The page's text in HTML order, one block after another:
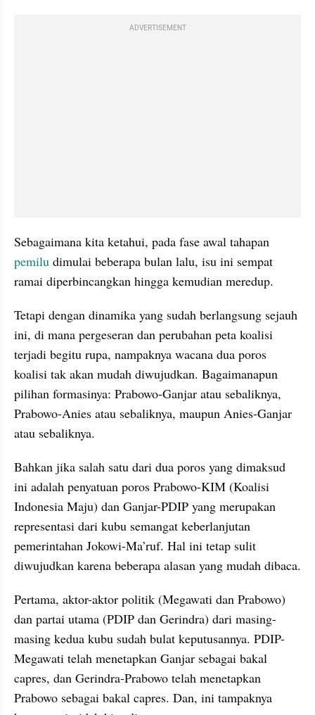
ADVERTISEMENT
pemilu dimulai beberapa bulan lalu, isu ini sempat
ramai diperbincangkan hingga kemudian meredup.
Tetapi dengan dinamika yang sudah berlangsung sejauh
ini, di mana pergeseran dan perubahan peta koalisi
terjadi begitu rupa, nampaknya wacana dua poros
koalisi tak akan mudah diwujudkan. Bagaimanapun
pilihan formasinya: Prabowo-Ganjar atau sebaliknya,
Prabowo-Anies atau sebaliknya, maupun Anies-Ganjar
atau sebaliknya.
Bahkan jika salah satu dari dua poros yang dimaksud
ini adalah penyatuan poros Prabowo-KIM (Koalisi
Indonesia Maju) dan Ganjar-PDIP yang merupakan
representasi dari kubu semangat keberlanjutan
pemerintahan Jokowi-Ma’ruf. Hal ini tetap sulit
diwujudkan karena beberapa alasan yang mudah dibaca.
Pertama, aktor-aktor politik (Megawati dan Prabowo)
dan partai utama (PDIP dan Gerindra) dari masing-
masing kedua kubu sudah bulat keputusannya. PDIP-
Megawati telah menetapkan Ganjar sebagai bakal
capres, dan Gerindra-Prabowo telah menetapkan
Prabowo sebagai bakal capres. Dan, ini tampaknya